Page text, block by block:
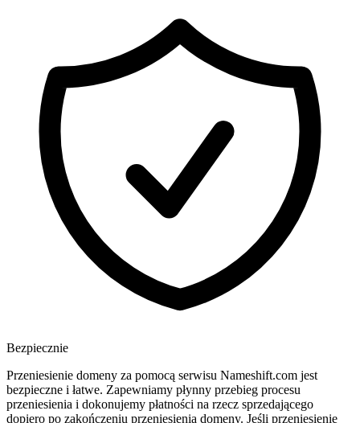
Bezpiecznie
Przeniesienie domeny za pomocą serwisu Nameshift.com jest
bezpieczne i łatwe. Zapewniamy płynny przebieg procesu
przeniesienia i dokonujemy płatności na rzecz sprzedającego
dopiero po zakończeniu przeniesienia domeny. Jeśli przeniesienie